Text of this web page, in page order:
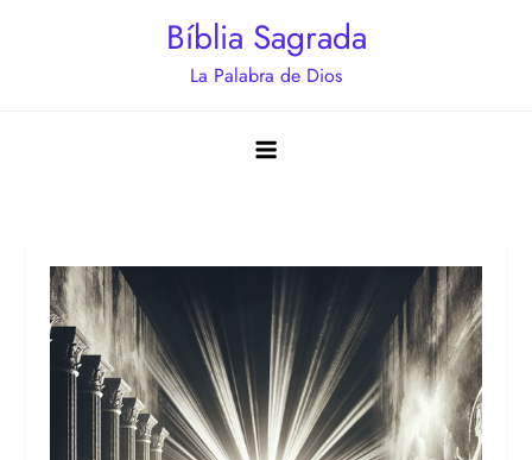
Bíblia Sagrada
La Palabra de Dios